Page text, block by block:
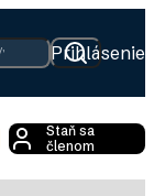
Prihlásenie
Staň sa
členom